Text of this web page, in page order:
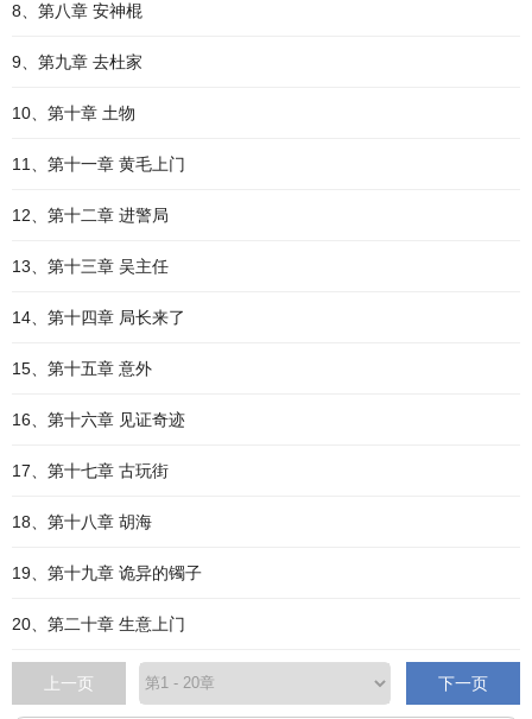
8、第八章 安神棍
9、第九章 去杜家
10、第十章 土物
11、第十一章 黄毛上门
12、第十二章 进警局
13、第十三章 吴主任
14、第十四章 局长来了
15、第十五章 意外
16、第十六章 见证奇迹
17、第十七章 古玩街
18、第十八章 胡海
19、第十九章 诡异的镯子
20、第二十章 生意上门
上一页 下一页